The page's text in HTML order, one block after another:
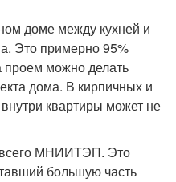
доме между кухней и
Это примерно 95%
проем можно делать
дома. В кирпичных и
квартиры может не
МНИИТЭП. Это
большую часть